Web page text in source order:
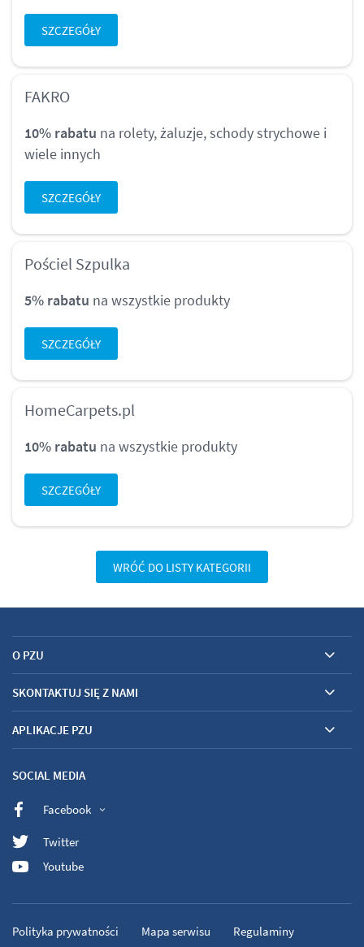
SZCZEGÓŁY
FAKRO
10% rabatu na rolety, żaluzje, schody strychowe i
wiele innych
SZCZEGÓŁY
Pościel Szpulka
5% rabatu na wszystkie produkty
SZCZEGÓŁY
HomeCarpets.pl
10% rabatu na wszystkie produkty
SZCZEGÓŁY
WRÓĆ DO LISTY KATEGORII
O PZU
SKONTAKTUJ SIĘ Z NAMI
APLIKACJE PZU
SOCIAL MEDIA
Facebook
Twitter
Youtube
Polityka prywatności Mapa serwisu Regulaminy